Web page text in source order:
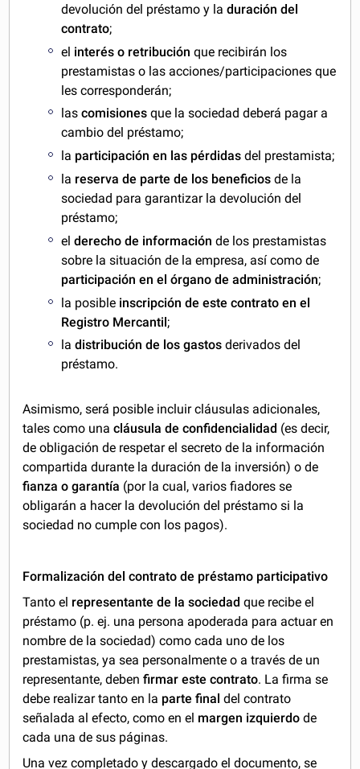
devolución del préstamo y laduración del
contrato;
el interés o retribución que recibirán los
prestamistas o las acciones/participaciones que
les corresponderán;
lascomisiones que la sociedad deberá pagar a
cambio del préstamo;
la participación en las pérdidas del prestamista;
la reserva de parte de los beneficios de la
sociedad para garantizar la devolución del
préstamo;
el derecho de información de los prestamistas
sobre la situación de la empresa, así como de
participación en el órgano de administración;
la posible inscripción de este contrato en el
Registro Mercantil;
ladistribución de los gastos derivados del
préstamo.
Asimismo, será posible incluir cláusulas adicionales,
tales como unacláusula de confidencialidad (es decir,
de obligación de respetar el secreto de la información
compartida durante la duración de la inversión) o de
fianza o garantía (por la cual, varios fiadores se
obligarán a hacer la devolución del préstamo si la
sociedad no cumple con los pagos).
Formalización del contrato de préstamo participativo
Tanto el representante de la sociedad que recibe el
préstamo (p. ej. una persona apoderada para actuar en
nombre de la sociedad) como cada uno de los
prestamistas, ya sea personalmente o a través de un
representante, debenfirmar este contrato. La firma se
debe realizar tanto en la parte final del contrato
señalada al efecto, como en el margen izquierdo de
cada una de sus páginas.
Una vez completado y descargado el documento, se